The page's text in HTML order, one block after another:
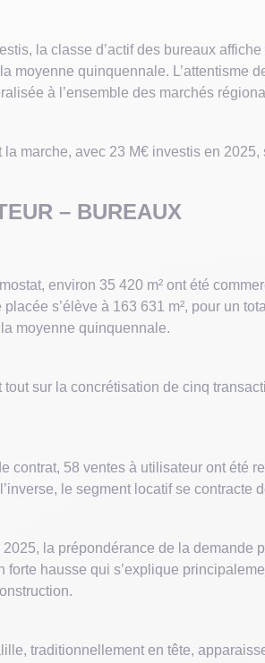
la classe d’actif des bureaux
moyenne quinquennale. L’attentisme
à l’ensemble des marchés
la marche, avec 23 M€ investis en
– BUREAUX
environ 35 420 m² ont été
placée s’élève à 163 631 m², pour un
moyenne quinquennale.
sur la concrétisation de cinq
contrat, 58 ventes à utilisateur ont été
le segment locatif se contracte
la prépondérance de la
forte hausse qui s’explique
traditionnellement en tête,